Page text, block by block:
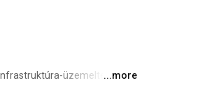
üzemeltetőknek
...more